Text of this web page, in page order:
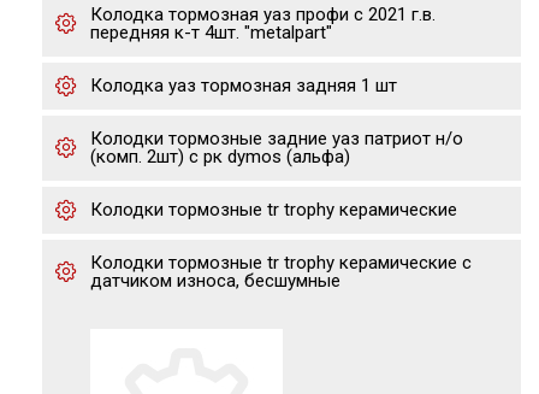
Колодка тормозная уаз профи с 2021 г.в.
передняя к-т 4шт. "metalpart"
Колодка уаз тормозная задняя 1 шт
Колодки тормозные задние уаз патриот н/о
(комп. 2шт) с рк dymos (альфа)
Колодки тормозные tr trophy керамические
Колодки тормозные tr trophy керамические с
датчиком износа, бесшумные